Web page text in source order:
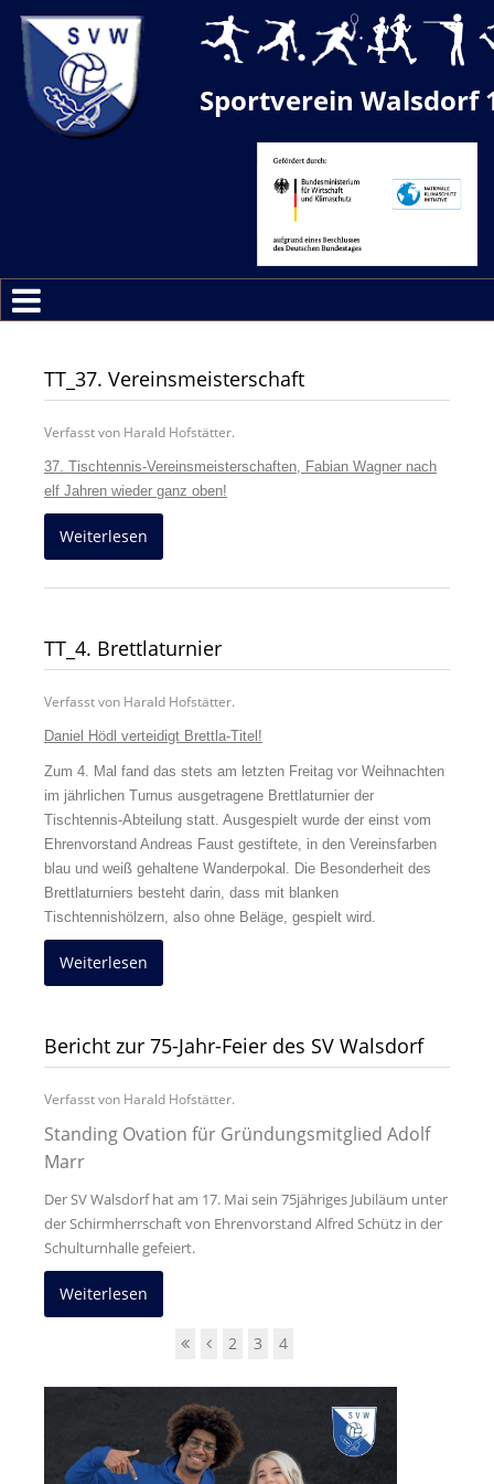
Sportverein Walsdorf
TT_37. Vereinsmeisterschaft
Verfasst von Harald Hofstätter.
37. Tischtennis-Vereinsmeisterschaften, Fabian Wagner nach
elf Jahren wieder ganz oben!
Weiterlesen
TT_4. Brettlaturnier
Verfasst von Harald Hofstätter.
Daniel Hödl verteidigt Brettla-Titel!
Zum 4. Mal fand das stets am letzten Freitag vor Weihnachten
im jährlichen Turnus ausgetragene Brettlaturnier der
Tischtennis-Abteilung statt. Ausgespielt wurde der einst vom
Ehrenvorstand Andreas Faust gestiftete, in den Vereinsfarben
blau und weiß gehaltene Wanderpokal. Die Besonderheit des
Brettlaturniers besteht darin, dass mit blanken
Tischtennishölzern, also ohne Beläge, gespielt wird.
Weiterlesen
Bericht zur 75-Jahr-Feier des SV Walsdorf
Verfasst von Harald Hofstätter.
Standing Ovation für Gründungsmitglied Adolf
Marr
Der SV Walsdorf hat am 17. Mai sein 75jähriges Jubiläum unter
der Schirmherrschaft von Ehrenvorstand Alfred Schütz in der
Schulturnhalle gefeiert.
Weiterlesen
2 3 4